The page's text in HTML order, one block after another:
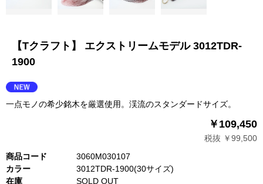
【Tクラフト】 エクストリームモデル 3012TDR-
1900
一点モノの希少銘木を厳選使用。渓流のスタンダードサイズ。
￥109,450
税抜 ￥99,500
商品コード
3060M030107
カラー
3012TDR-1900(30サイズ)
在庫
SOLD OUT